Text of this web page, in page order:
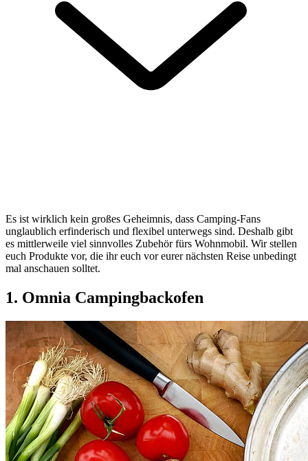
Es ist wirklich kein großes Geheimnis, dass Camping-Fans
unglaublich erfinderisch und flexibel unterwegs sind. Deshalb gibt
es mittlerweile viel sinnvolles Zubehör fürs Wohnmobil. Wir stellen
euch Produkte vor, die ihr euch vor eurer nächsten Reise unbedingt
mal anschauen solltet.
1. Omnia Campingbackofen